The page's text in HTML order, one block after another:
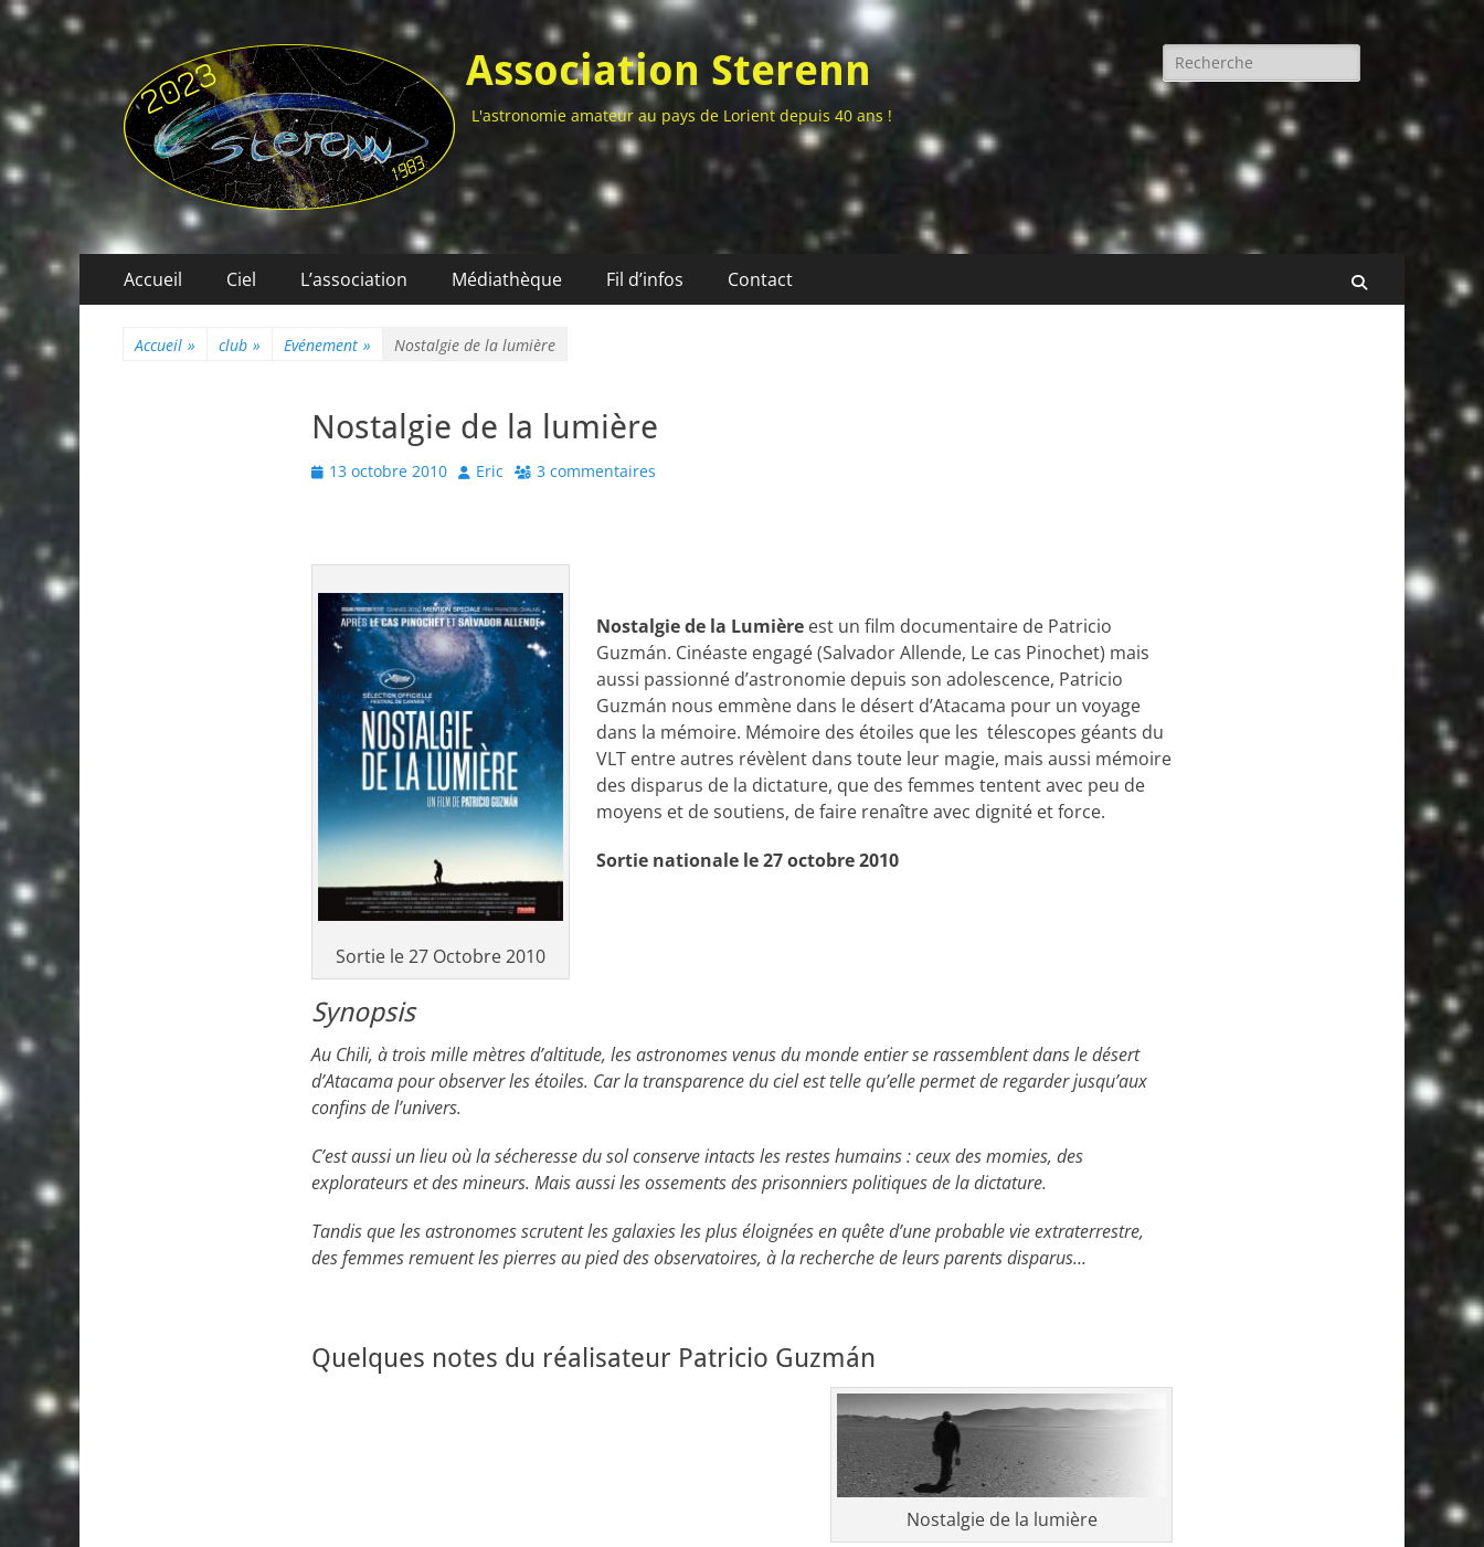
Association Sterenn
L'astronomie amateur au pays de Lorient depuis 40 ans !
Rechercher :
Menu
principal
Accueil Ciel L’association Médiathèque Fil d’infos Contact Recherche
Accueil » club » Evénement » Nostalgie de la lumière
Nostalgie de la lumière
Posted
13 octobre 2010 Author
Eric 3 commentaires
Sortie le 27 Octobre 2010
Nostalgie de la Lumière est un film documentaire de Patricio
Guzmán. Cinéaste engagé (Salvador Allende, Le cas Pinochet) mais
aussi passionné d’astronomie depuis son adolescence, Patricio
Guzmán nous emmène dans le désert d’Atacama pour un voyage
dans la mémoire. Mémoire des étoiles que les télescopes géants du
VLT entre autres révèlent dans toute leur magie, mais aussi mémoire
des disparus de la dictature, que des femmes tentent avec peu de
moyens et de soutiens, de faire renaître avec dignité et force.
Sortie nationale le 27 octobre 2010
Synopsis
Au Chili, à trois mille mètres d’altitude, les astronomes venus du monde entier se rassemblent dans le désert
d’Atacama pour observer les étoiles. Car la transparence du ciel est telle qu’elle permet de regarder jusqu’aux
confins de l’univers.
C’est aussi un lieu où la sécheresse du sol conserve intacts les restes humains : ceux des momies, des
explorateurs et des mineurs. Mais aussi les ossements des prisonniers politiques de la dictature.
Tandis que les astronomes scrutent les galaxies les plus éloignées en quête d’une probable vie extraterrestre,
des femmes remuent les pierres au pied des observatoires, à la recherche de leurs parents disparus…
Quelques notes du réalisateur Patricio Guzmán
Nostalgie de la lumière